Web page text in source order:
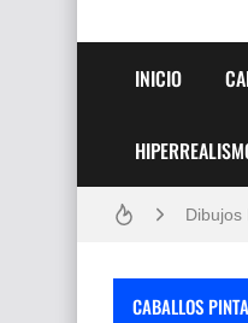
INICIO
Frutas
Dibujos
Dibujos
CABALLOS